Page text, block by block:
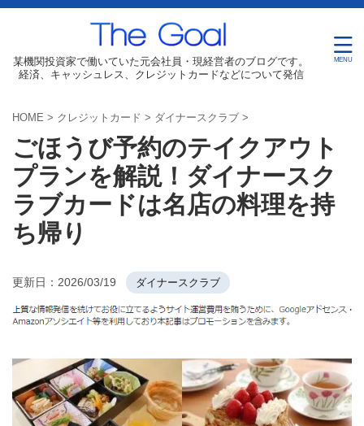
某機関投資家で働いていた元会社員・現経営者のブログです。
経済、キャッシュレス、クレジットカードなどについて発信
HOME > クレジットカード > ダイナースクラブ >
ごほうび予約のテイクアウト
プランを解説！ダイナースク
ラブカードは名店の料理を持
ち帰り
更新日： 2026/03/19 ダイナースクラブ